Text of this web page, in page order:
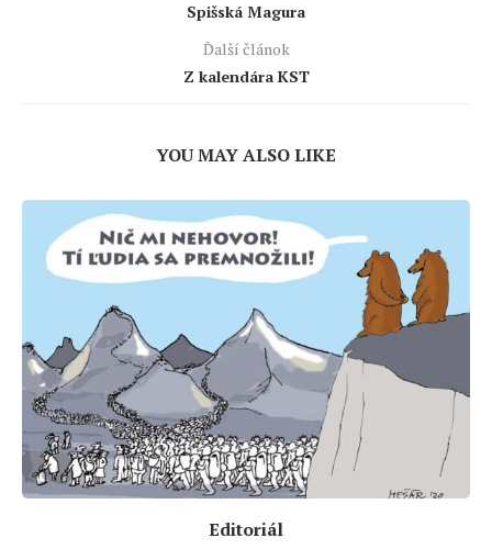
Spišská Magura
Ďalší článok
Z kalendára KST
YOU MAY ALSO LIKE
Editoriál